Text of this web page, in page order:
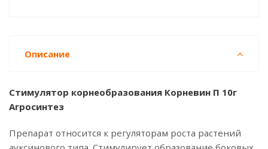
Описание
Стимулятор корнеобразования Корневин П 10г
Агросинтез
Препарат относится к регуляторам роста растений